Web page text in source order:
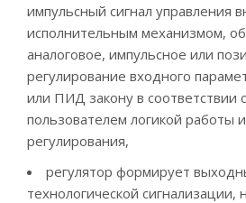
импульсный сигнал управления
исполнительным механизмом,
аналоговое, импульсное или
регулирование входного
или ПИД закону в соответствии
пользователем логикой работы
регулирования,
регулятор формирует
технологической сигнализации,